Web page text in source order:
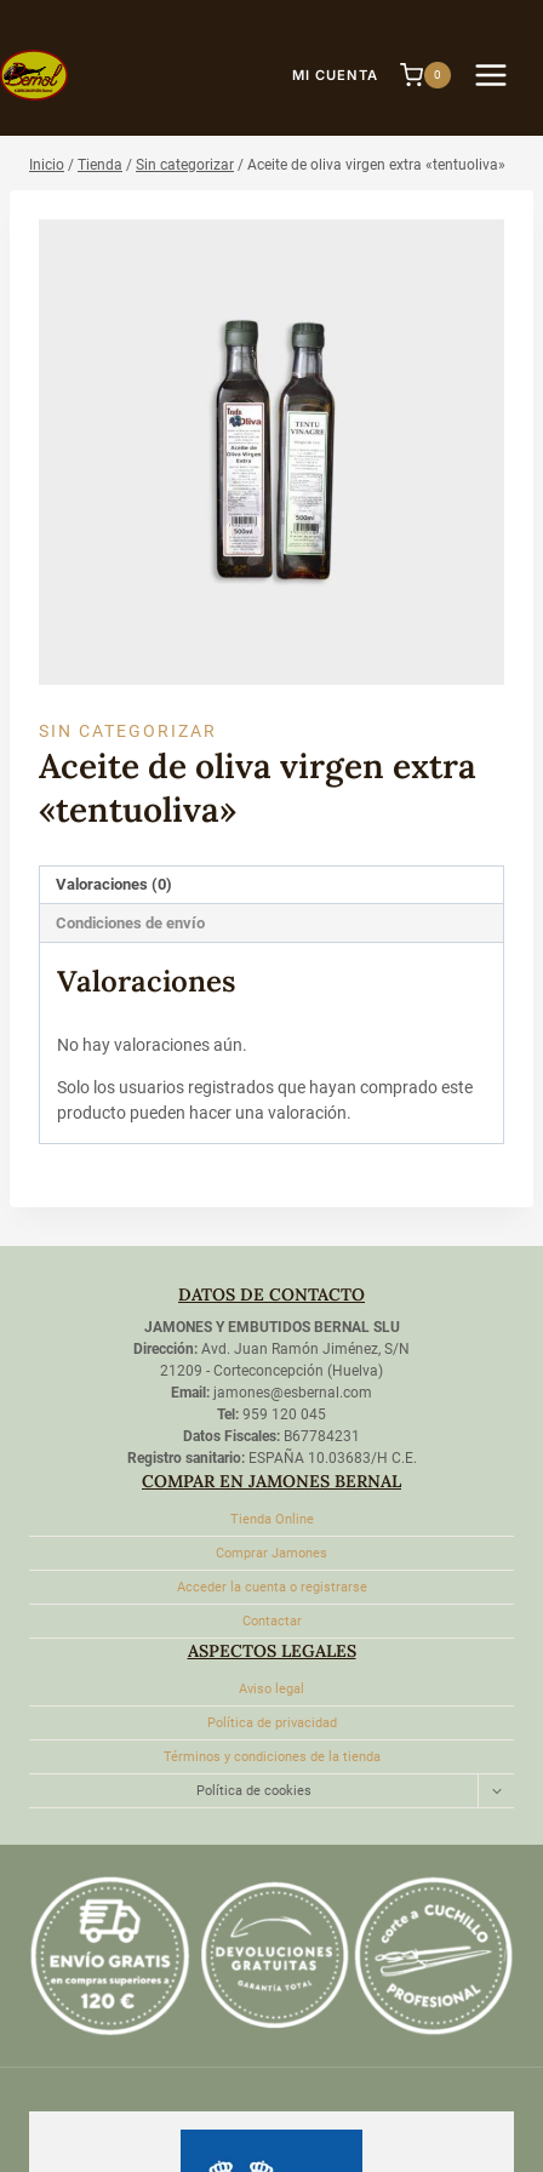
contenido
MI CUENTA 0
Inicio / Tienda / Sin categorizar / Aceite de oliva virgen extra «tentuoliva»
SIN CATEGORIZAR
Aceite de oliva virgen extra
«tentuoliva»
Valoraciones (0)
Condiciones de envío
Valoraciones
No hay valoraciones aún.
Solo los usuarios registrados que hayan comprado este
producto pueden hacer una valoración.
DATOS DE CONTACTO
JAMONES Y EMBUTIDOS BERNAL SLU
Dirección: Avd. Juan Ramón Jiménez, S/N
21209 - Corteconcepción (Huelva)
Email: jamones@esbernal.com
Tel: 959 120 045
Datos Fiscales: B67784231
Registro sanitario:ESPAÑA 10.03683/H C.E.
COMPAR EN JAMONES BERNAL
Tienda Online
Comprar Jamones
Acceder la cuenta o registrarse
Contactar
ASPECTOS LEGALES
Aviso legal
Política de privacidad
Términos y condiciones de la tienda
Política de cookies
MENÚ